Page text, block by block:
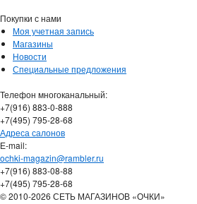
Покупки с нами
Моя учетная запись
Магазины
Новости
Специальные предложения
Телефон многоканальный:
+7(916) 883-0-888
+7(495) 795-28-68
Адреса салонов
Е-mail:
ochki-magazin@rambler.ru
+7(916) 883-08-88
+7(495) 795-28-68
© 2010-2026 СЕТЬ МАГАЗИНОВ «ОЧКИ»